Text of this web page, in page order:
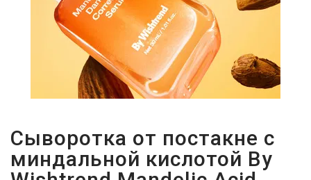
Сыворотка от постакне с
миндальной кислотой By